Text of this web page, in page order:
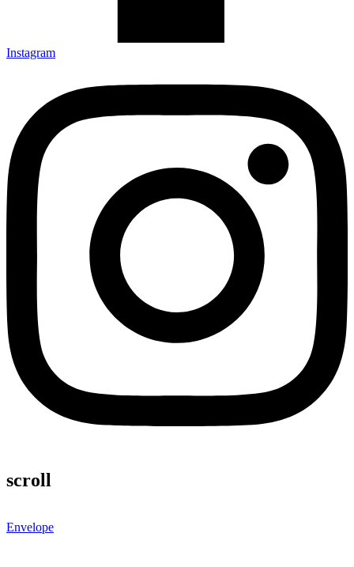
Instagram
scroll
Envelope